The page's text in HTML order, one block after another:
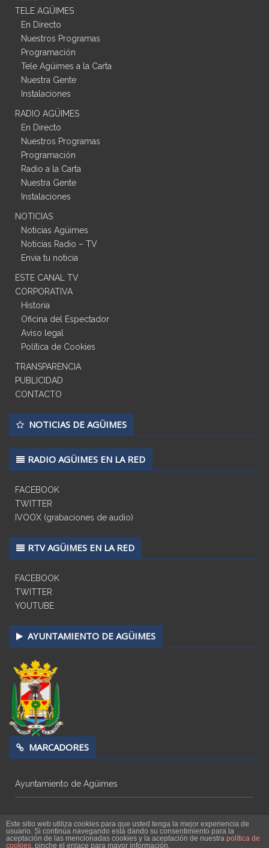
TELE AGÜIMES
En Directo
Nuestros Programas
Programación
Tele Agüimes a la Carta
Nuestra Gente
Instalaciones
RADIO AGÜIMES
En Directo
Nuestros Programas
Programación
Radio a la Carta
Nuestra Gente
Instalaciones
NOTICIAS
Noticias Agüimes
Noticias Radio – TV
Envia tu noticia
ESTE CANAL TV
CORPORATIVA
Historia
Oficina del Espectador
Aviso legal
Política de Cookies
TRANSPARENCIA
PUBLICIDAD
CONTACTO
NOTICIAS DE AGÜIMES
RADIO AGÜIMES EN LA RED
FACEBOOK
TWITTER
IVOOX (grabaciones de audio)
RTV AGÜIMES EN LA RED
FACEBOOK
TWITTER
YOUTUBE
AYUNTAMIENTO DE AGÜIMES
MARCADORES
Ayuntamiento de Agüimes
Este sitio web utiliza cookies para que usted tenga la mejor experiencia de
usuario. Si continúa navegando está dando su consentimiento para la
aceptación de las mencionadas cookies y la aceptación de nuestra política de
cookies, pinche el enlace para mayor información.